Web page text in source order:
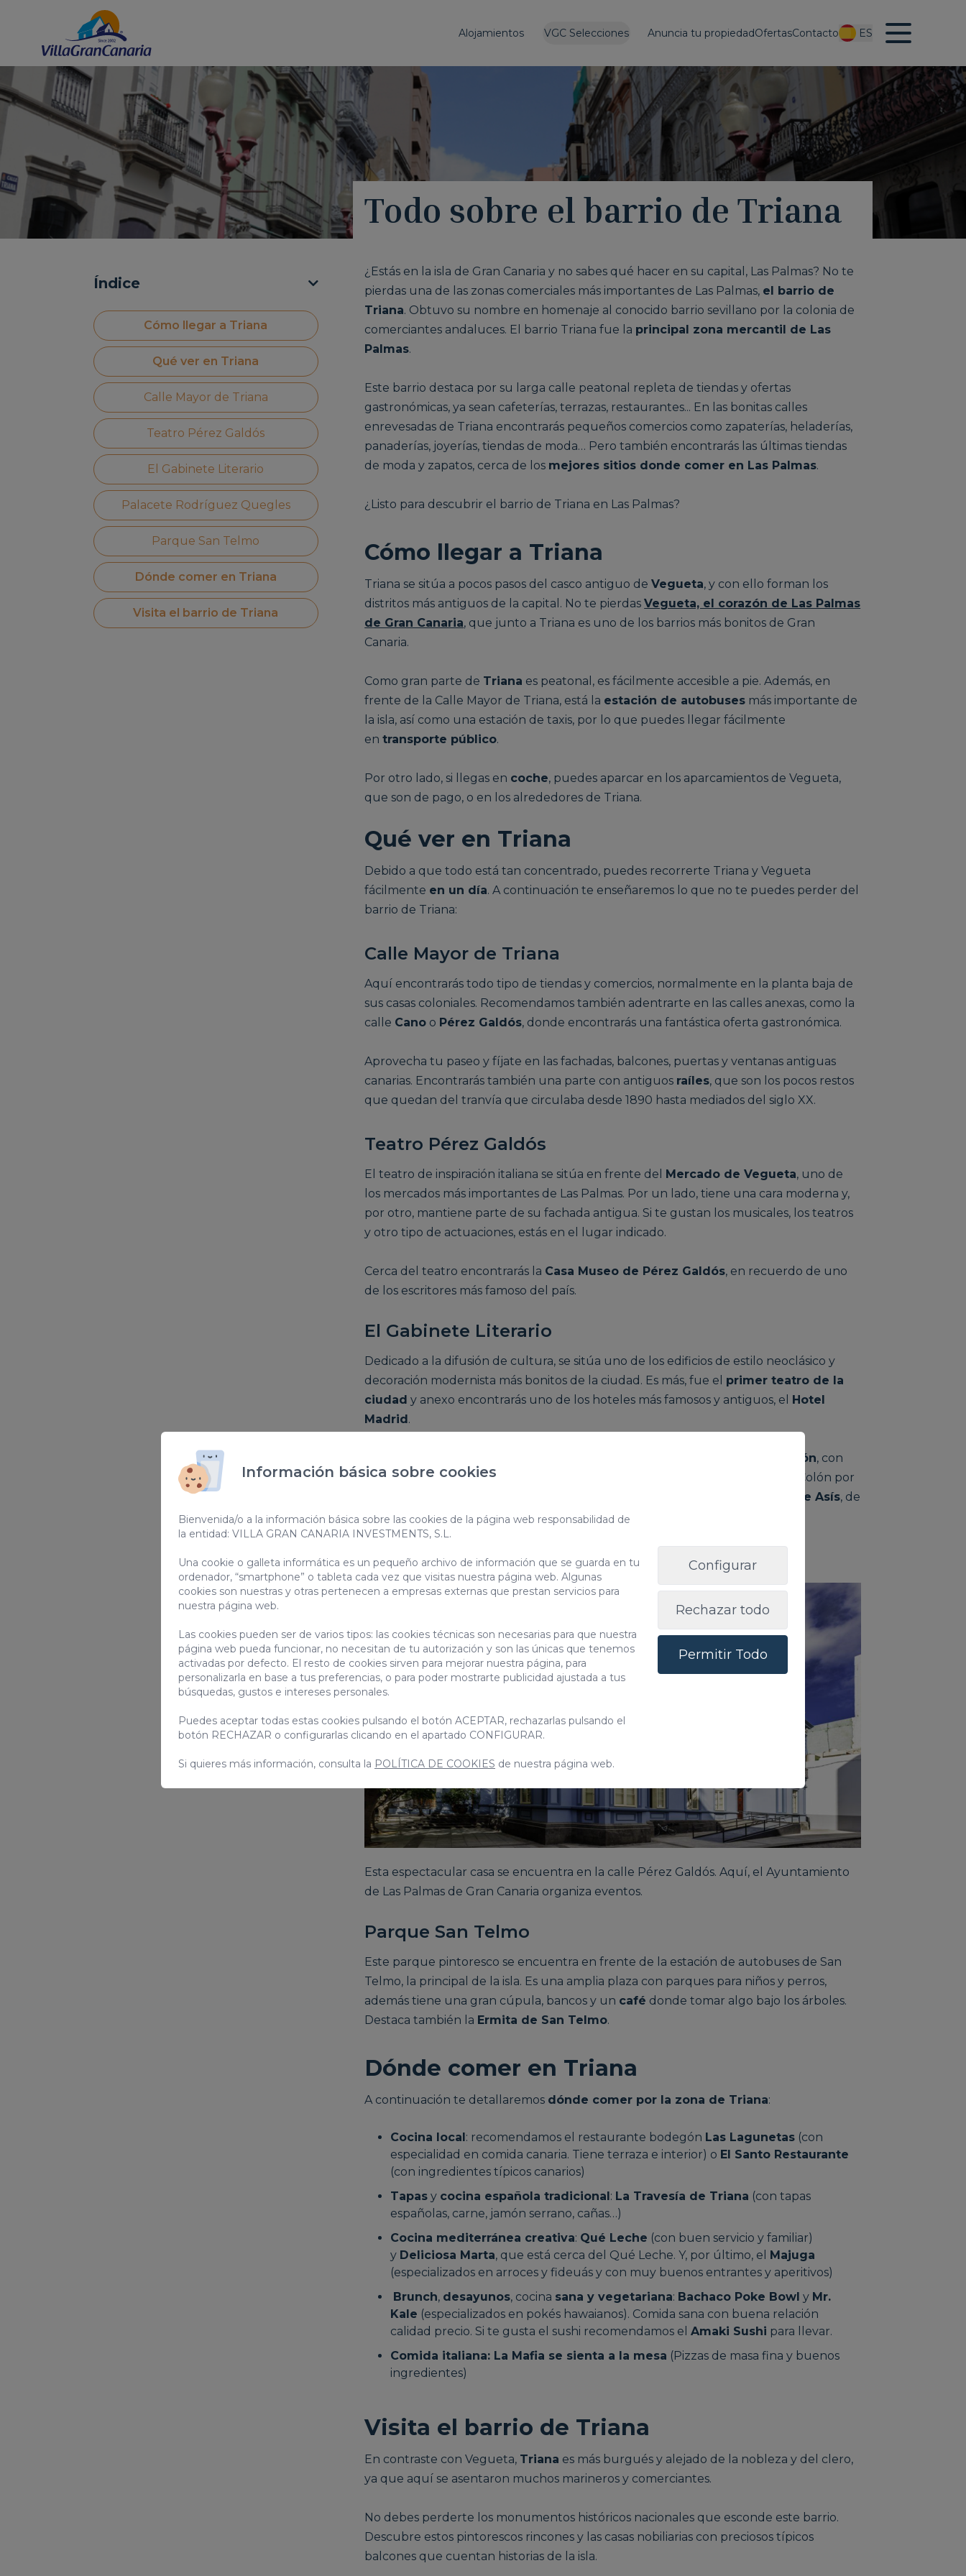
VGC Selecciones Anuncia tu propiedadOfertasContacto
Alojamientos ES
Índice
Cómo llegar a Triana
Qué ver en Triana
Calle Mayor de Triana
Teatro Pérez Galdós
El Gabinete Literario
Palacete Rodríguez Quegles
Parque San Telmo
Dónde comer en Triana
Visita el barrio de Triana
Todo sobre el barrio de Triana
¿Estás en la isla de Gran Canaria y no sabes qué hacer en su capital, Las Palmas? No te
pierdas una de las zonas comerciales más importantes de Las Palmas, el barrio de
Triana. Obtuvo su nombre en homenaje al conocido barrio sevillano por la colonia de
comerciantes andaluces. El barrio Triana fue la principal zona mercantil de Las
Palmas.
Este barrio destaca por su larga calle peatonal repleta de tiendas y ofertas
gastronómicas, ya sean cafeterías, terrazas, restaurantes... En las bonitas calles
enrevesadas de Triana encontrarás pequeños comercios como zapaterías, heladerías,
panaderías, joyerías, tiendas de moda… Pero también encontrarás las últimas tiendas
de moda y zapatos, cerca de los mejores sitios donde comer en Las Palmas.
¿Listo para descubrir el barrio de Triana en Las Palmas?
Cómo llegar a Triana
Triana se sitúa a pocos pasos del casco antiguo deVegueta, y con ello forman los
distritos más antiguos de la capital. No te pierdasVegueta, el corazón de Las Palmas
de Gran Canaria, que junto a Triana es uno de los barrios más bonitos de Gran
Canaria.
Como gran parte de Triana es peatonal, es fácilmente accesible a pie. Además, en
frente de la Calle Mayor de Triana, está la estación de autobuses más importante de
la isla, así como una estación de taxis, por lo que puedes llegar fácilmente
entransporte público.
Por otro lado, si llegas en coche, puedes aparcar en los aparcamientos de Vegueta,
que son de pago, o en los alrededores de Triana.
Qué ver en Triana
Debido a que todo está tan concentrado, puedes recorrerte Triana y Vegueta
fácilmente en un día. A continuación te enseñaremos lo que no te puedes perder del
barrio de Triana:
Calle Mayor de Triana
Aquí encontrarás todo tipo de tiendas y comercios, normalmente en la planta baja de
sus casas coloniales. Recomendamos también adentrarte en las calles anexas, como la
calle Cano o Pérez Galdós, donde encontrarás una fantástica oferta gastronómica.
Aprovecha tu paseo y fíjate en las fachadas, balcones, puertas y ventanas antiguas
canarias. Encontrarás también una parte con antiguos raíles, que son los pocos restos
que quedan del tranvía que circulaba desde 1890 hasta mediados del siglo XX.
Teatro Pérez Galdós
El teatro de inspiración italiana se sitúa en frente del Mercado de Vegueta, uno de
los mercados más importantes de Las Palmas. Por un lado, tiene una cara moderna y,
por otro, mantiene parte de su fachada antigua. Si te gustan los musicales, los teatros
y otro tipo de actuaciones, estás en el lugar indicado.
Cerca del teatro encontrarás la Casa Museo de Pérez Galdós, en recuerdo de uno
de los escritores más famoso del país.
El Gabinete Literario
Dedicado a la difusión de cultura, se sitúa uno de los edificios de estilo neoclásico y
decoración modernista más bonitos de la ciudad. Es más, fue el primer teatro de la
ciudad y anexo encontrarás uno de los hoteles más famosos y antiguos, el Hotel
Madrid.
Alameda de Colón, con
un parque para niños y una escultura que conmemora el paso de Cristóbal Colón por
Iglesia de San Francisco de Asís, de
estilo colonial.
Palacete Rodríguez Quegles
Esta espectacular casa se encuentra en la calle Pérez Galdós. Aquí, el Ayuntamiento
de Las Palmas de Gran Canaria organiza eventos.
Parque San Telmo
Este parque pintoresco se encuentra en frente de la estación de autobuses de San
Telmo, la principal de la isla. Es una amplia plaza con parques para niños y perros,
además tiene una gran cúpula, bancos y un café donde tomar algo bajo los árboles.
Destaca también la Ermita de San Telmo.
Dónde comer en Triana
A continuación te detallaremos dónde comer por la zona de Triana:
Cocina local: recomendamos el restaurante bodegón Las Lagunetas (con
especialidad en comida canaria. Tiene terraza e interior) o El Santo Restaurante
(con ingredientes típicos canarios)
Tapas y cocina española tradicional: La Travesía de Triana (con tapas
españolas, carne, jamón serrano, cañas…)
Cocina mediterránea creativa: Qué Leche (con buen servicio y familiar)
y Deliciosa Marta, que está cerca del Qué Leche. Y, por último, el Majuga
(especializados en arroces y fideuás y con muy buenos entrantes y aperitivos)
Brunch, desayunos, cocina sana y vegetariana: Bachaco Poke Bowl y Mr.
Kale (especializados en pokés hawaianos). Comida sana con buena relación
calidad precio. Si te gusta el sushi recomendamos elAmaki Sushi para llevar.
Comida italiana: La Mafia se sienta a la mesa (Pizzas de masa fina y buenos
ingredientes)
Visita el barrio de Triana
En contraste con Vegueta, Triana es más burgués y alejado de la nobleza y del clero,
ya que aquí se asentaron muchos marineros y comerciantes.
No debes perderte los monumentos históricos nacionales que esconde este barrio.
Descubre estos pintorescos rincones y las casas nobiliarias con preciosos típicos
balcones que cuentan historias de la isla.
Información básica sobre cookies
Bienvenida/o a la información básica sobre las cookies de la página web responsabilidad de
la entidad: VILLA GRAN CANARIA INVESTMENTS, S.L.
Una cookie o galleta informática es un pequeño archivo de información que se guarda en tu
ordenador, “smartphone” o tableta cada vez que visitas nuestra página web. Algunas
cookies son nuestras y otras pertenecen a empresas externas que prestan servicios para
nuestra página web.
Las cookies pueden ser de varios tipos: las cookies técnicas son necesarias para que nuestra
página web pueda funcionar, no necesitan de tu autorización y son las únicas que tenemos
activadas por defecto. El resto de cookies sirven para mejorar nuestra página, para
personalizarla en base a tus preferencias, o para poder mostrarte publicidad ajustada a tus
búsquedas, gustos e intereses personales.
Puedes aceptar todas estas cookies pulsando el botón ACEPTAR, rechazarlas pulsando el
botón RECHAZAR o configurarlas clicando en el apartado CONFIGURAR.
Si quieres más información, consulta la POLÍTICA DE COOKIES de nuestra página web.
Configurar
Rechazar todo
Permitir Todo